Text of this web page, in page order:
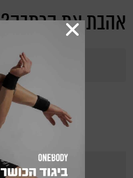
אהבת את הכתבה?